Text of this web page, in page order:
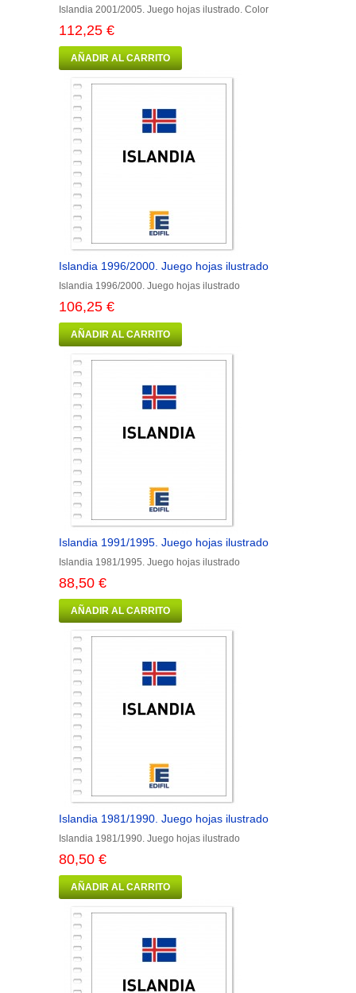
Islandia 2001/2005. Juego hojas ilustrado. Color
112,25 €
AÑADIR AL CARRITO
Islandia 1996/2000. Juego hojas ilustrado
Islandia 1996/2000. Juego hojas ilustrado
106,25 €
AÑADIR AL CARRITO
Islandia 1991/1995. Juego hojas ilustrado
Islandia 1981/1995. Juego hojas ilustrado
88,50 €
AÑADIR AL CARRITO
Islandia 1981/1990. Juego hojas ilustrado
Islandia 1981/1990. Juego hojas ilustrado
80,50 €
AÑADIR AL CARRITO